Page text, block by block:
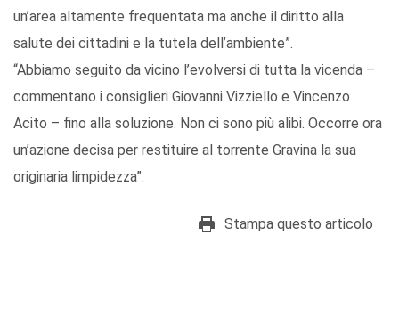
un’area altamente frequentata ma anche il diritto alla
salute dei cittadini e la tutela dell’ambiente”.
“Abbiamo seguito da vicino l’evolversi di tutta la vicenda –
commentano i consiglieri Giovanni Vizziello e Vincenzo
Acito – fino alla soluzione. Non ci sono più alibi. Occorre ora
un’azione decisa per restituire al torrente Gravina la sua
originaria limpidezza”.
Stampa questo articolo